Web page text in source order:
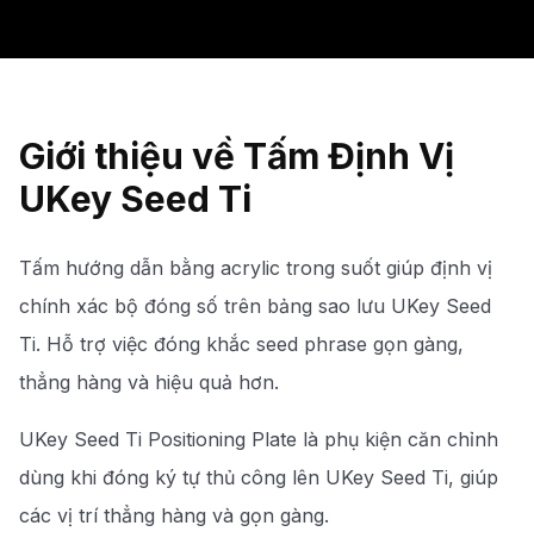
Giới thiệu về Tấm Định Vị
UKey Seed Ti
Tấm hướng dẫn bằng acrylic trong suốt giúp định vị
chính xác bộ đóng số trên bảng sao lưu UKey Seed
Ti. Hỗ trợ việc đóng khắc seed phrase gọn gàng,
thẳng hàng và hiệu quả hơn.
UKey Seed Ti Positioning Plate là phụ kiện căn chỉnh
dùng khi đóng ký tự thủ công lên UKey Seed Ti, giúp
các vị trí thẳng hàng và gọn gàng.